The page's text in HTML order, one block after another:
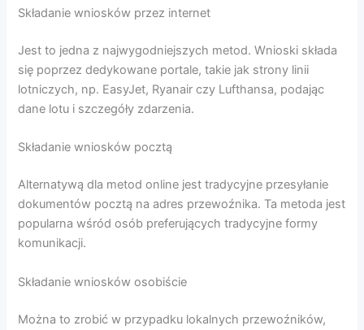
Składanie wniosków przez internet
Jest to jedna z najwygodniejszych metod. Wnioski składa
się poprzez dedykowane portale, takie jak strony linii
lotniczych, np. EasyJet, Ryanair czy Lufthansa, podając
dane lotu i szczegóły zdarzenia.
Składanie wniosków pocztą
Alternatywą dla metod online jest tradycyjne przesyłanie
dokumentów pocztą na adres przewoźnika. Ta metoda jest
popularna wśród osób preferujących tradycyjne formy
komunikacji.
Składanie wniosków osobiście
Można to zrobić w przypadku lokalnych przewoźników,